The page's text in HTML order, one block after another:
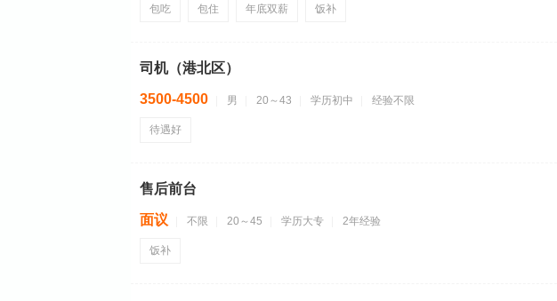
包吃 包住 年底双薪 饭补
司机（港北区）
3500-4500 男 20～43 学历初中 经验不限
待遇好
售后前台
面议 不限 20～45 学历大专 2年经验
饭补